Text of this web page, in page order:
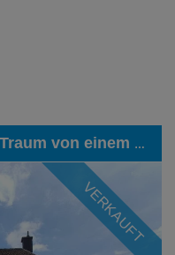
BEREITS VERKAUFT | Ihr Traum von einem eigenen Haus in einer zentralen Lage von Eschweiler kann nun Wirklichkeit werden
VERKAUFT